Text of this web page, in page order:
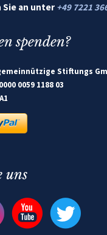
Sie an unter +49 7221
spenden?
Stiftungs
0059 1188 03
uns